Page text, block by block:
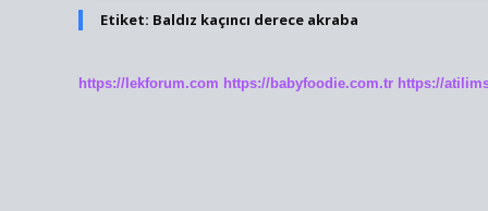
Etiket: Baldız kaçıncı derece akraba
https://lekforum.com https://babyfoodie.com.tr https://